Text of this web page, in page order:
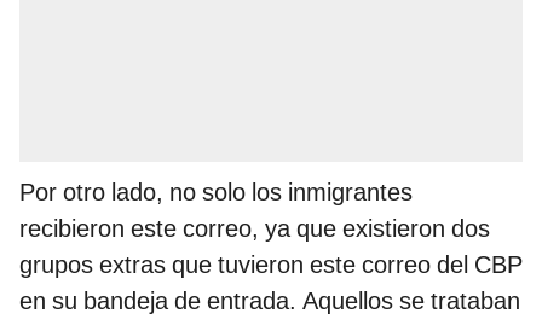
Por otro lado, no solo los inmigrantes
recibieron este correo, ya que existieron dos
grupos extras que tuvieron este correo del CBP
en su bandeja de entrada. Aquellos se trataban